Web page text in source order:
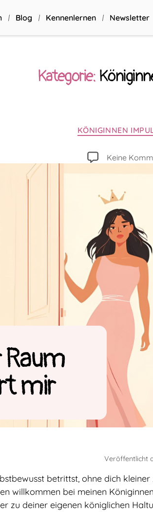
Blog Kennenlernen Newsletter
Kategorie:
KÖNIGINNEN
Keine
mir
Veröffentlicht
betrittst, ohne dich
willkommen bei meinen
zu deiner eigenen königlichen